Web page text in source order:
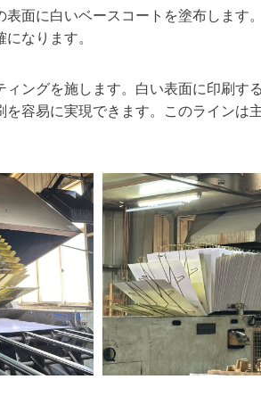
面に白いベースコートを塗布します
なります。
ングを施します。白い表面に印刷す
容易に実現できます。このラインは